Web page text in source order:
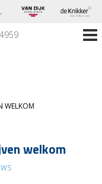
WELKOM
welkom